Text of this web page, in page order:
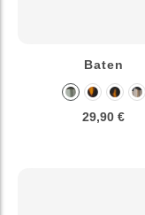
Baten
29,90 €